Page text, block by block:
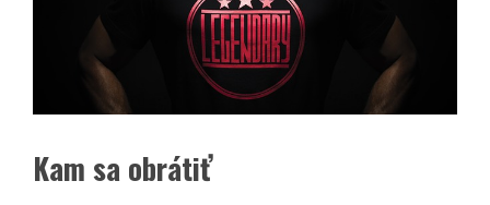
Kam sa obrátiť